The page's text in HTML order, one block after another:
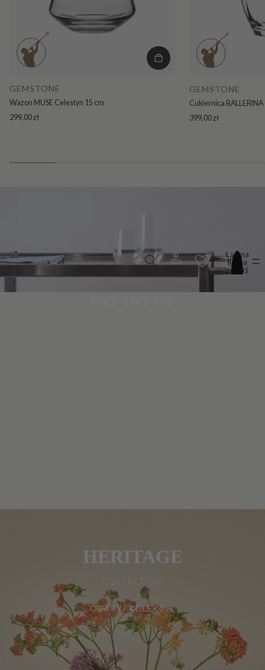
Łączna
liczba
pozycji
w
GEMSTONE
Wazon MUSE Celestyn 15 cm
299,00 zł
GEMSTONE
Cukiernica BALLERINA
399,00 zł
HERITAGE
COLLECTION
ODKRYJ KOLEKCJĘ